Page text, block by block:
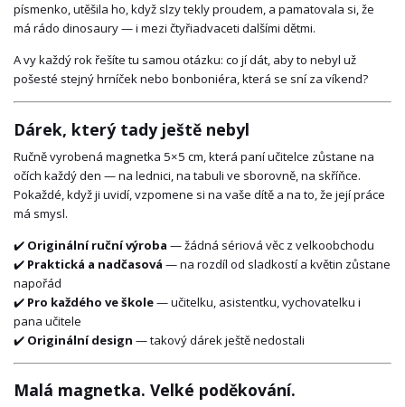
písmenko, utěšila ho, když slzy tekly proudem, a pamatovala si, že
má rádo dinosaury — i mezi čtyřiadvaceti dalšími dětmi.
A vy každý rok řešíte tu samou otázku: co jí dát, aby to nebyl už
pošesté stejný hrníček nebo bonboniéra, která se sní za víkend?
Dárek, který tady ještě nebyl
Ručně vyrobená magnetka 5×5 cm, která paní učitelce zůstane na
očích každý den — na lednici, na tabuli ve sborovně, na skříňce.
Pokaždé, když ji uvidí, vzpomene si na vaše dítě a na to, že její práce
má smysl.
✔️ Originální ruční výroba — žádná sériová věc z velkoobchodu
✔️ Praktická a nadčasová — na rozdíl od sladkostí a květin zůstane
napořád
✔️ Pro každého ve škole— učitelku, asistentku, vychovatelku i
pana učitele
✔️ Originální design — takový dárek ještě nedostali
Malá magnetka. Velké poděkování.